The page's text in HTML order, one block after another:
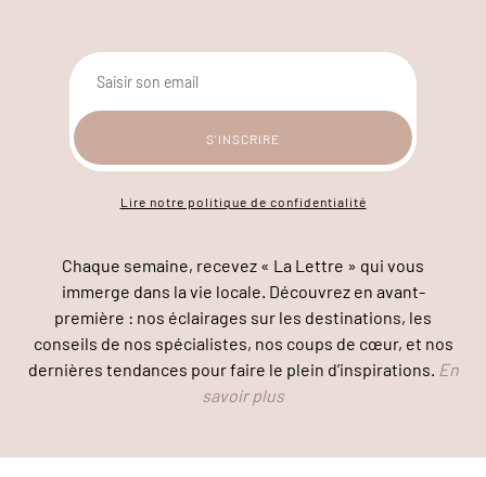
Lire notre politique de confidentialité
Chaque semaine, recevez « La Lettre » qui vous
immerge dans la vie locale. Découvrez en avant-
première : nos éclairages sur les destinations, les
conseils de nos spécialistes, nos coups de cœur, et nos
dernières tendances pour faire le plein d’inspirations. En
savoir plus